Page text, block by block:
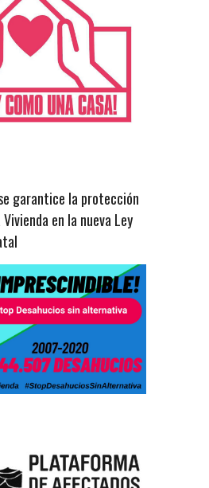
garantice la protección
en la nueva Ley